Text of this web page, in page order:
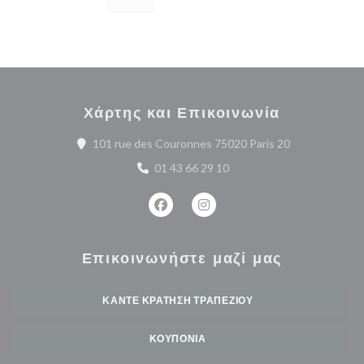
Χάρτης και Επικοινωνία
101 rue des Couronnes 75020 Paris 20((ανοίγει σε
01 43 66 29 10
Facebook ((ανοίγει σε νέο
Instagram ((ανοίγει σε νέο
Επικοινωνήστε μαζί μας
ΚΆΝΤΕ ΚΡΆΤΗΣΗ ΤΡΑΠΕΖΙΟΎ
ΚΟΥΠΌΝΙΑ